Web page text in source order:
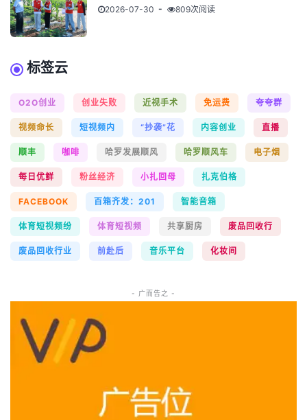
2026-07-30 809次阅读
标签云
O2O创业 创业失败 近视手术 免运费 夸夸群
视频命长 短视频内 “抄袭”花 内容创业 直播
顺丰 咖啡 哈罗发展顺风 哈罗顺风车 电子烟
每日优鲜 粉丝经济 小扎回母 扎克伯格
FACEBOOK 百箱齐发：201 智能音箱
体育短视频纷 体育短视频 共享厨房 废品回收行
废品回收行业 前赴后 音乐平台 化妆间
- 广而告之 -